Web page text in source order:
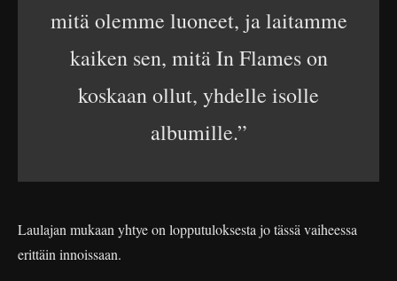
mitä olemme luoneet, ja laitamme
kaiken sen, mitä In Flames on
koskaan ollut, yhdelle isolle
albumille.”
Laulajan mukaan yhtye on lopputuloksesta jo tässä vaiheessa
erittäin innoissaan.